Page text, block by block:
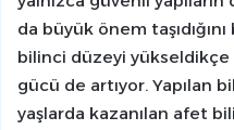
da büyük önem
bilinci düzeyi
gücü de artıyor. Yapılan
yaşlarda kazanılan afet